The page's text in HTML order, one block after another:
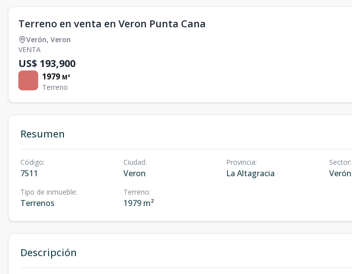
Terreno en venta en Veron Punta Cana
Verón, Veron
VENTA
US$ 193,900
1979 M²
Terreno
Resumen
Código:
7511
Ciudad:
Veron
Provincia:
La Altagracia
Sector:
Verón
Tipo de inmueble:
Terrenos
Terreno:
1979 m²
Descripción